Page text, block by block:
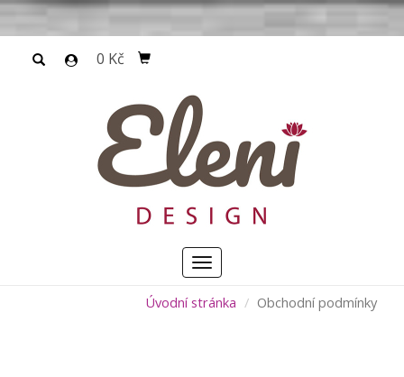
0 Kč
Menu
Úvodní stránka Obchodní podmínky